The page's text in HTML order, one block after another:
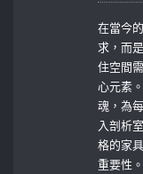
在當今
求，而
住空間
心元素
魂，為
入剖析
格的家
重要性